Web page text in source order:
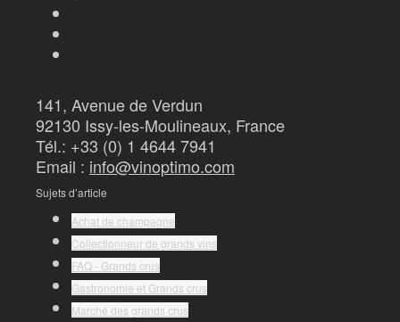
141, Avenue de Verdun
92130 Issy-les-Moulineaux, France
Tél.: +33 (0) 1 4644 7941
Email : info@vinoptimo.com
Sujets d’article
Achat de champagne
Collectionneur de grands vins
FAQ - Grands crus
Gastronomie et Grands crus
Marché des grands crus